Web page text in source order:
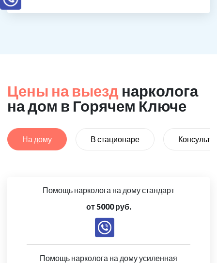
Цены на выезд нарколога
на дом в Горячем Ключе
На дому В стационаре
Помощь нарколога на дому стандарт
от 5000 руб.
Помощь нарколога на дому усиленная